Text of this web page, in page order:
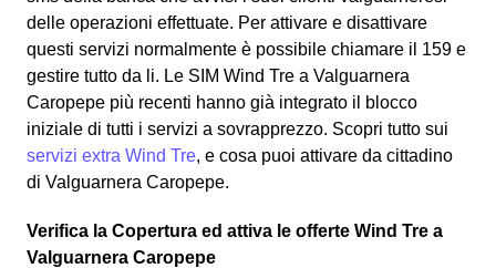
delle operazioni effettuate. Per attivare e disattivare
questi servizi normalmente è possibile chiamare il 159 e
gestire tutto da li. Le SIM Wind Tre a Valguarnera
Caropepe più recenti hanno già integrato il blocco
iniziale di tutti i servizi a sovrapprezzo. Scopri tutto sui
servizi extra Wind Tre, e cosa puoi attivare da cittadino
di Valguarnera Caropepe.
Verifica la Copertura ed attiva le offerte Wind Tre a
Valguarnera Caropepe